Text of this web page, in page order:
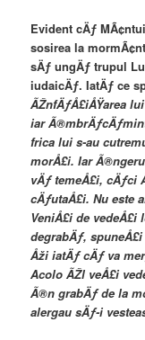
Evident cÄƒ
sosirea la
sÄƒ ungÄƒ trupul
iudaicÄƒ. IatÄƒ ce
ÃŽnfÄƒÅ£iÅŸarea
iar
frica lui s-au
morÅ£i. Iar
vÄƒ temeÅ£i, cÄƒci
cÄƒutaÅ£i. Nu este
VeniÅ£i de
degrabÄƒ,
Åži iatÄƒ cÄƒ va
Acolo ÃŽl veÅ£i
Ã®n grabÄƒ de la
alergau sÄƒ-i